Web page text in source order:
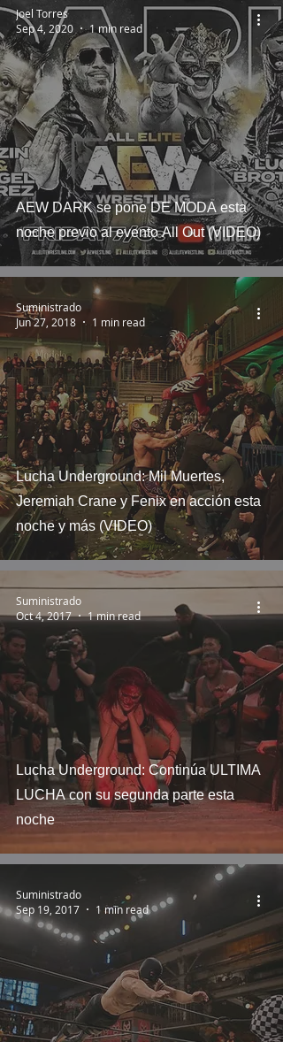
AEW DARK se pone DE MODA esta
noche previo al evento All Out (VIDEO)
Joel Torres
Sep 4, 2020
1 min read
Lucha Underground: Mil Muertes,
Jeremiah Crane y Fenix en acción esta
noche y más (VIDEO)
Suministrado
Jun 27, 2018
1 min read
Lucha Underground: Continúa ULTIMA
LUCHA con su segunda parte esta
noche
Suministrado
Oct 4, 2017
1 min read
Suministrado
Sep 19, 2017
1 min read